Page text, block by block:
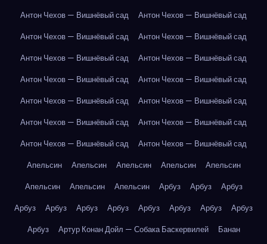
Антон Чехов — Вишнёвый сад
Антон Чехов — Вишнёвый сад
Антон Чехов — Вишнёвый сад
Антон Чехов — Вишнёвый сад
Антон Чехов — Вишнёвый сад
Антон Чехов — Вишнёвый сад
Антон Чехов — Вишнёвый сад
Антон Чехов — Вишнёвый сад
Антон Чехов — Вишнёвый сад
Антон Чехов — Вишнёвый сад
Антон Чехов — Вишнёвый сад
Антон Чехов — Вишнёвый сад
Антон Чехов — Вишнёвый сад
Антон Чехов — Вишнёвый сад
Апельсин
Апельсин Апельсин Апельсин
Апельсин
Апельсин
Апельсин Апельсин Арбуз Арбуз
Арбуз
Арбуз
Арбуз Арбуз Арбуз Арбуз Арбуз Арбуз
Арбуз
Арбуз
Артур Конан Дойл — Собака Баскервилей Банан